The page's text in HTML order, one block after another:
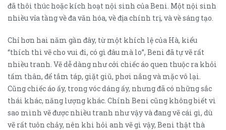
đã thôi thúc hoặc kích hoạt nội sinh của Beni. Một nội sinh
nhiều vỉa tầng về đa văn hóa, về địa chính trị, và về sáng tạo.
Chỉ hơn hai năm gần đây, từ một khích lệ của Hà, kiểu
“thích thì vẽ cho vui đi, có gì đâu mà lo”, Beni đã tự vẽ rất
nhiều tranh. Vẽ dễ dàng như cởi chiếc áo quen thuộc ra khỏi
tấm thân, để tắm táp, giặt giũ, phơi nắng và mặc vô lại.
Cũng chiếc áo ấy, trong vóc dáng ấy, nhưng đã có những sắc
thái khác, năng lượng khác. Chính Beni cũng không biết vì
sao mình vẽ được nhiều tranh như vậy và đang vẽ cái gì, dù
vẽ rất tuôn chảy, nên khi hỏi anh vẽ gì vậy, Beni thật thà